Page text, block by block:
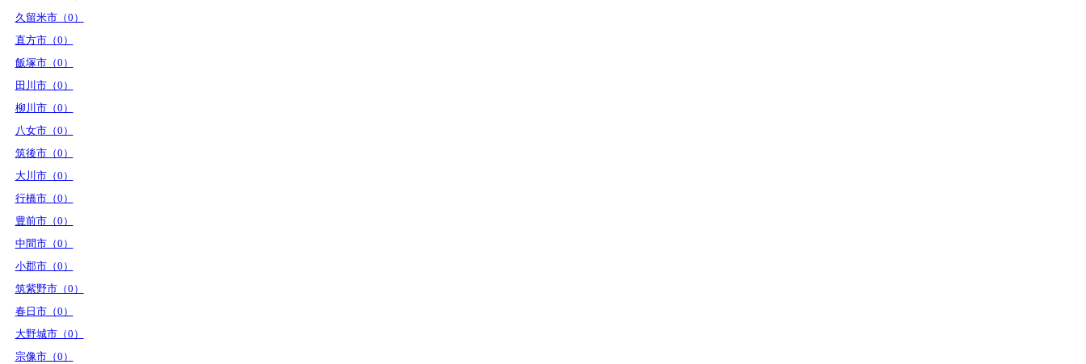
久留米市（0）
直方市（0）
飯塚市（0）
田川市（0）
柳川市（0）
八女市（0）
筑後市（0）
大川市（0）
行橋市（0）
豊前市（0）
中間市（0）
小郡市（0）
筑紫野市（0）
春日市（0）
大野城市（0）
宗像市（0）